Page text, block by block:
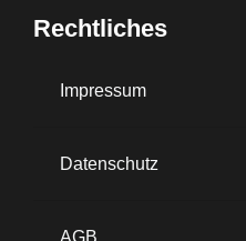
Rechtliches
Impressum
Datenschutz
AGB